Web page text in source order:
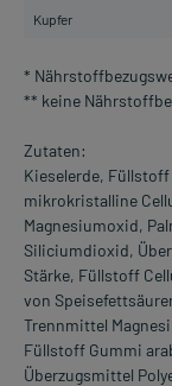
Kupfer
*
** keine
Zutaten:
Kieselerde,
mikrokristalline
Magnesiumoxid,
Siliciumdioxid,
Stärke, Füllstoff
von
Trennmittel
Füllstoff Gummi
Überzugsmittel